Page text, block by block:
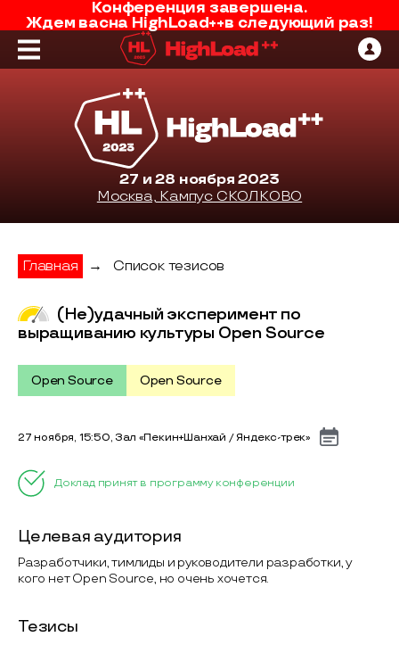
Конференция завершена.
Ждем васна HighLoad++в следующий раз!
27 и 28 ноября 2023
Москва, Кампус СКОЛКОВО
Главная → Список тезисов
(Не)удачный эксперимент по
выращиванию культуры Open Source
Open Source Open Source
27 ноября, 15:50, Зал «Пекин+Шанхай / Яндекс-трек»
Доклад принят в программу конференции
Целевая аудитория
Разработчики, тимлиды и руководители разработки, у
кого нет Open Source, но очень хочется.
Тезисы